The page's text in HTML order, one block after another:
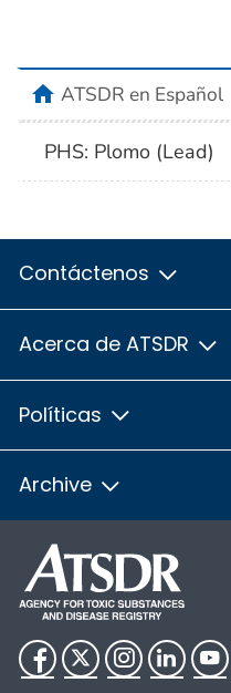
homeATSDR en Español
PHS: Plomo (Lead)
Contáctenos
Acerca de ATSDR
Políticas
Archive